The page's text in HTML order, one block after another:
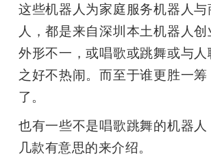
这些机器人为家庭服务机器人
人，都是来自深圳本土机器人
外形不一，或唱歌或跳舞或与
之好不热闹。而至于谁更胜一
了。
也有一些不是唱歌跳舞的机器人
几款有意思的来介绍。